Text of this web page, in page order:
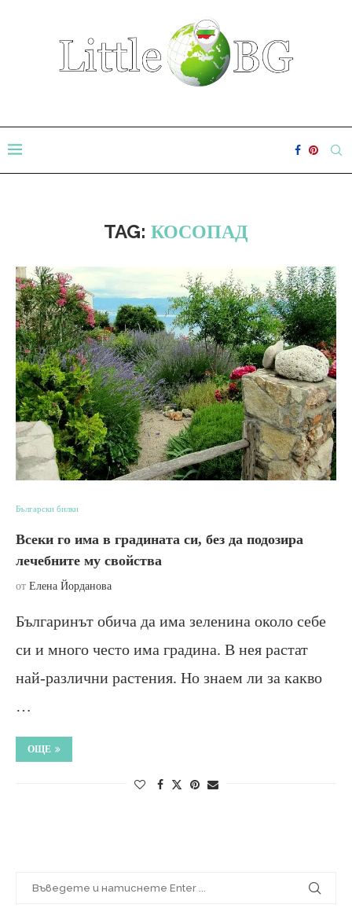
TAG: КОСОПАД
Български билки
Всеки го има в градината си, без да подозира
лечебните му свойства
от Елена Йорданова
Българинът обича да има зеленина около себе
си и много често има градина. В нея растат
най-различни растения. Но знаем ли за какво
…
ОЩЕ